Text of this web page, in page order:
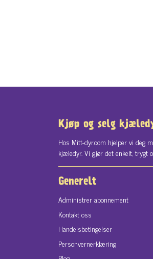
Kjøp og selg
Hos Mitt-dyr.com hjelper vi deg
kjæledyr. Vi gjør det enkelt, trygt
Generelt
Administrer abonnement
Kontakt oss
Handelsbetingelser
Personvernerklæring